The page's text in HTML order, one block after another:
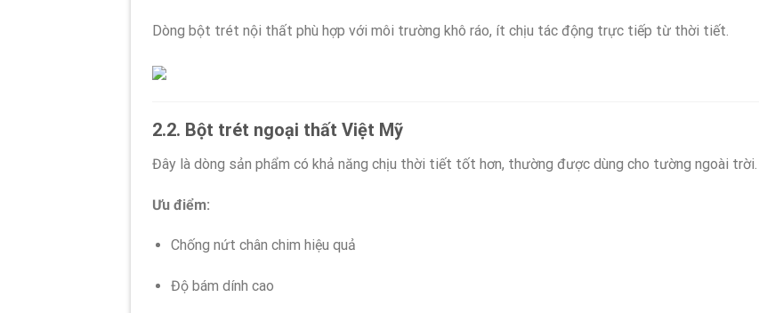
Dòng bột trét nội thất phù hợp với môi trường khô ráo, ít chịu tác động trực tiếp từ thời tiết.
2.2. Bột trét ngoại thất Việt Mỹ
Đây là dòng sản phẩm có khả năng chịu thời tiết tốt hơn, thường được dùng cho tường ngoài trời.
Ưu điểm:
Chống nứt chân chim hiệu quả
Độ bám dính cao